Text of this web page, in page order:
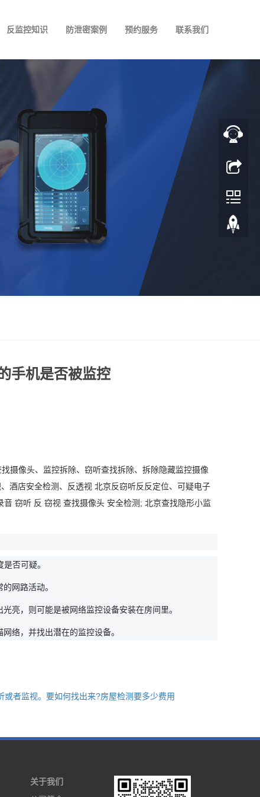
反监控知识 防泄密案例 预约服务 联系我们
手机是否被监控
摄像头、监控拆除、窃听查找拆除、拆除隐藏监控摄像
酒店安全检测、反透视 北京反窃听反反定位、可疑电子
音 窃听 反 窃视 查找摄像头 安全检测 ; 北京查找隐形小监
否可疑。
网路活动。
亮，则可能是被网络监控设备安装在房间里。
络，并找出潜在的监控设备。
或者监视。要如何找出来?房屋检测要多少费用
关于我们